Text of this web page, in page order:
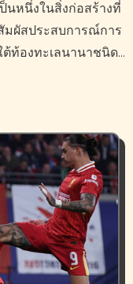
ป็นหนึ่งในสิ่งก่อสร้างที่
ผัสประสบการณ์การ
ท้องทะเลนานาชนิด…